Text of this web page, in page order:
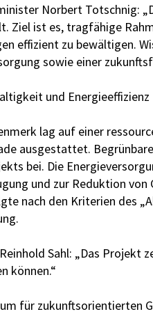
Norbert Totschnig:
Ziel ist es, tragfähige
effizient zu bewältigen.
sowie einer
und Energieeffizienz
lag auf einer
ausgestattet.
bei. Die
und zur Reduktion
nach den Kriterien des
Sahl: „Das
können.“
für zukunftsorientierten